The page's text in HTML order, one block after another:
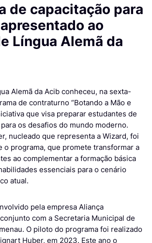
de capacitação para
ao
Língua Alemã da
Alemã da Acib conheceu, na sexta-
de contraturno “Botando a Mão e
que visa preparar estudantes de
os desafios do mundo moderno.
nucleado que representa a Wizard, foi
o programa, que promete transformar a
ao complementar a formação básica
essenciais para o cenário
atual.
pela empresa Aliança
com a Secretaria Municipal de
O piloto do programa foi realizado
Huber, em 2023. Este ano o